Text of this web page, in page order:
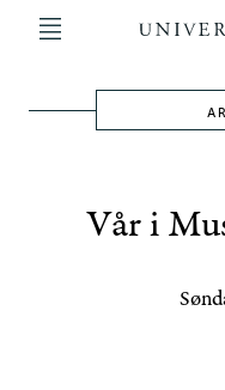
hovedinnhold
Main
Vår i